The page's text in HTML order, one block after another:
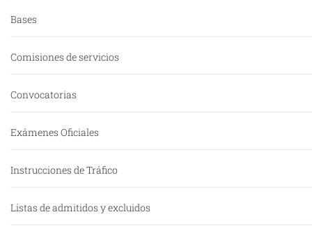
Bases
Comisiones de servicios
Convocatorias
Exámenes Oficiales
Instrucciones de Tráfico
Listas de admitidos y excluidos